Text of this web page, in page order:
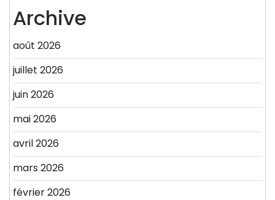
Archive
août 2026
juillet 2026
juin 2026
mai 2026
avril 2026
mars 2026
février 2026